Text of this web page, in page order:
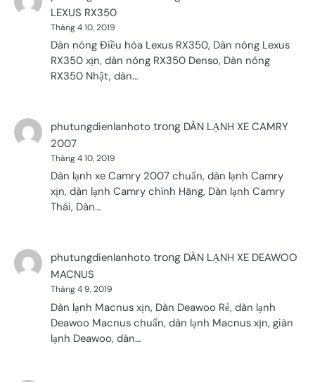
LEXUS RX350
Tháng 4 10, 2019
Dàn nóng Điều hòa Lexus RX350, Dàn nóng Lexus
RX350 xịn, dàn nóng RX350 Denso, Dàn nóng
RX350 Nhật, dàn…
phutungdienlanhoto trong DÀN LẠNH XE CAMRY
2007
Tháng 4 10, 2019
Dàn lạnh xe Camry 2007 chuẩn, dàn lạnh Camry
xịn, dàn lạnh Camry chính Hãng, Dàn lạnh Camry
Thái, Dàn…
phutungdienlanhoto trong DÀN LẠNH XE DEAWOO
MACNUS
Tháng 4 9, 2019
Dàn lạnh Macnus xịn, Dàn Deawoo Rẻ, dàn lạnh
Deawoo Macnus chuẩn, dàn lạnh Macnus xịn, giàn
lạnh Deawoo, dàn…